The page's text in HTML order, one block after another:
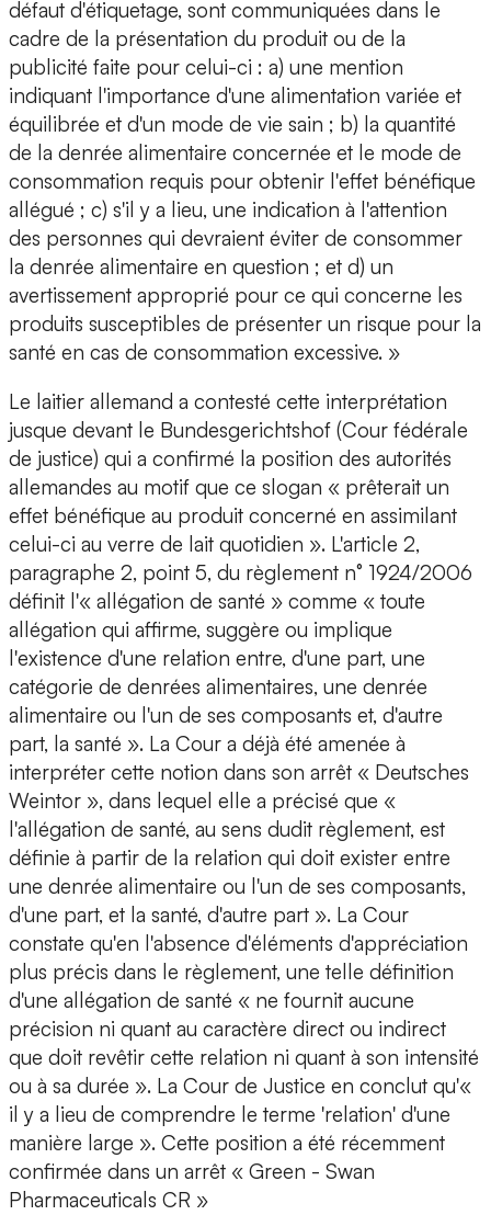
défaut d'étiquetage, sont communiquées dans le
cadre de la présentation du produit ou de la
publicité faite pour celui-ci : a) une mention
indiquant l'importance d'une alimentation variée et
équilibrée et d'un mode de vie sain ; b) la quantité
de la denrée alimentaire concernée et le mode de
consommation requis pour obtenir l'effet bénéfique
allégué ; c) s'il y a lieu, une indication à l'attention
des personnes qui devraient éviter de consommer
la denrée alimentaire en question ; et d) un
avertissement approprié pour ce qui concerne les
produits susceptibles de présenter un risque pour la
santé en cas de consommation excessive. »
Le laitier allemand a contesté cette interprétation
jusque devant le Bundesgerichtshof (Cour fédérale
de justice) qui a confirmé la position des autorités
allemandes au motif que ce slogan « prêterait un
effet bénéfique au produit concerné en assimilant
celui-ci au verre de lait quotidien ». L'article 2,
paragraphe 2, point 5, du règlement n° 1924/2006
définit l'« allégation de santé » comme « toute
allégation qui affirme, suggère ou implique
l'existence d'une relation entre, d'une part, une
catégorie de denrées alimentaires, une denrée
alimentaire ou l'un de ses composants et, d'autre
part, la santé ». La Cour a déjà été amenée à
interpréter cette notion dans son arrêt « Deutsches
Weintor », dans lequel elle a précisé que «
l'allégation de santé, au sens dudit règlement, est
définie à partir de la relation qui doit exister entre
une denrée alimentaire ou l'un de ses composants,
d'une part, et la santé, d'autre part ». La Cour
constate qu'en l'absence d'éléments d'appréciation
plus précis dans le règlement, une telle définition
d'une allégation de santé « ne fournit aucune
précision ni quant au caractère direct ou indirect
que doit revêtir cette relation ni quant à son intensité
ou à sa durée ». La Cour de Justice en conclut qu'«
il y a lieu de comprendre le terme 'relation' d'une
manière large ». Cette position a été récemment
confirmée dans un arrêt « Green - Swan
Pharmaceuticals CR »